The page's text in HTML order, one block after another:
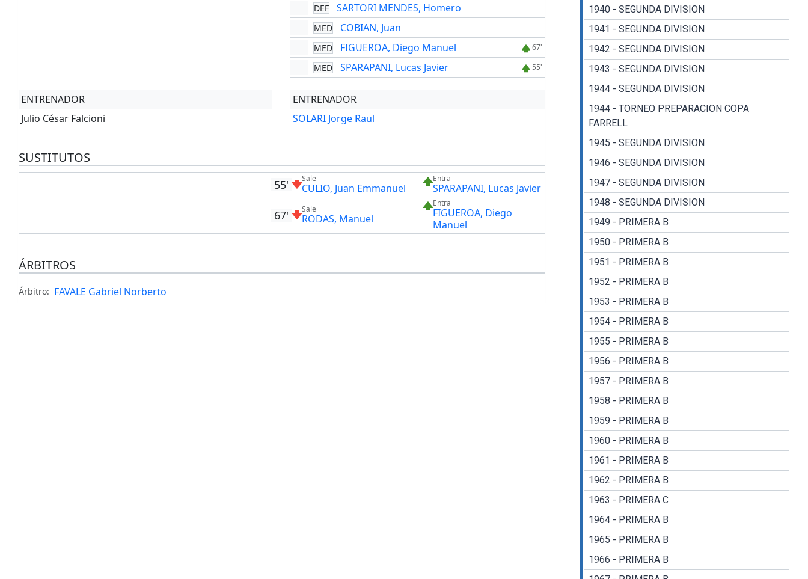
ENTRENADOR
Julio César Falcioni
DEF SARTORI MENDES, Homero
MED COBIAN, Juan
MED FIGUEROA, Diego Manuel 67'
MED SPARAPANI, Lucas Javier 55'
ENTRENADOR
SOLARI Jorge Raul
SUSTITUTOS
55' Sale
CULIO, Juan Emmanuel
Entra
SPARAPANI, Lucas Javier
67' Sale
RODAS, Manuel
Entra
FIGUEROA, Diego
Manuel
ÁRBITROS
Árbitro: FAVALE Gabriel Norberto
1940 - SEGUNDA DIVISION
1941 - SEGUNDA DIVISION
1942 - SEGUNDA DIVISION
1943 - SEGUNDA DIVISION
1944 - SEGUNDA DIVISION
1944 - TORNEO PREPARACION COPA
FARRELL
1945 - SEGUNDA DIVISION
1946 - SEGUNDA DIVISION
1947 - SEGUNDA DIVISION
1948 - SEGUNDA DIVISION
1949 - PRIMERA B
1950 - PRIMERA B
1951 - PRIMERA B
1952 - PRIMERA B
1953 - PRIMERA B
1954 - PRIMERA B
1955 - PRIMERA B
1956 - PRIMERA B
1957 - PRIMERA B
1958 - PRIMERA B
1959 - PRIMERA B
1960 - PRIMERA B
1961 - PRIMERA B
1962 - PRIMERA B
1963 - PRIMERA C
1964 - PRIMERA B
1965 - PRIMERA B
1966 - PRIMERA B